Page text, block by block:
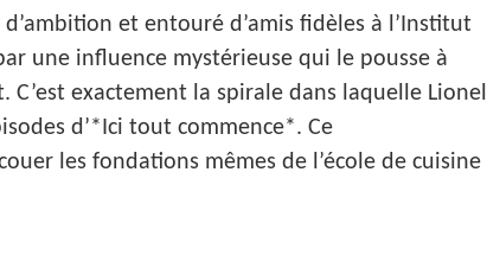
et entouré d’amis fidèles à l’Institut
une influence mystérieuse qui le pousse à
exactement la spirale dans laquelle Lionel
d’*Ici tout commence*. Ce
les fondations mêmes de l’école de cuisine